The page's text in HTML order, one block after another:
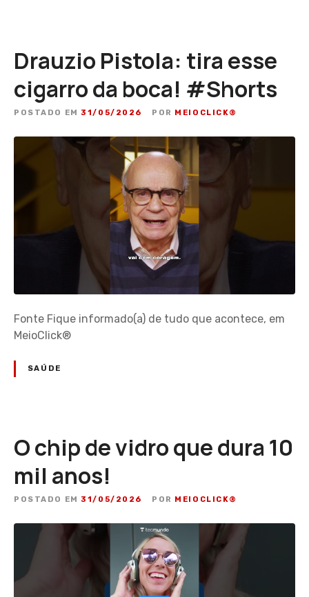
Drauzio Pistola: tira esse
cigarro da boca! #Shorts
POSTADO EM 31/05/2026 POR MEIOCLICK®
Fonte Fique informado(a) de tudo que acontece, em
MeioClick®
SAÚDE
O chip de vidro que dura 10
mil anos!
POSTADO EM 31/05/2026 POR MEIOCLICK®